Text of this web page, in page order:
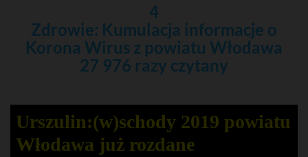
4
Zdrowie: Kumulacja informacje o
Korona Wirus z powiatu Włodawa
27 976 razy czytany
Urszulin:(w)schody 2019 powiatu
Włodawa już rozdane